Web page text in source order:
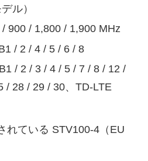
ル）
900 / 1,800 / 1,900 MHz
/ 2 / 4 / 5 / 6 / 8
/ 2 / 3 / 4 / 5 / 7 / 8 / 12 /
/ 28 / 29 / 30、TD-LTE
れている STV100-4（EU